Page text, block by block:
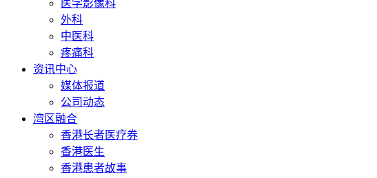
医学影像科
外科
中医科
疼痛科
资讯中心
媒体报道
公司动态
湾区融合
香港长者医疗券
香港医生
香港患者故事